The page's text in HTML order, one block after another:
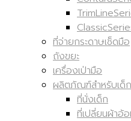
ที่จ่ายกระดาษเช็ดมือ
ถังขยะ
เครื่องเป่ามือ
ผลิตภัณฑ์สำหรับเด็ก
ที่นั่งเด็ก
ที่เปลี่ยนผ้าอ้